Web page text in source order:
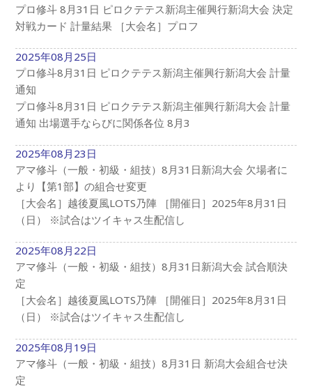
プロ修斗 8月31日 ピロクテテス新潟主催興行新潟大会 決定
対戦カード 計量結果 ［大会名］プロフ
2025年08月25日
プロ修斗8月31日 ピロクテテス新潟主催興行新潟大会 計量
通知
プロ修斗8月31日 ピロクテテス新潟主催興行新潟大会 計量
通知 出場選手ならびに関係各位 8月3
2025年08月23日
アマ修斗（一般・初級・組技）8月31日新潟大会 欠場者に
より【第1部】の組合せ変更
［大会名］越後夏風LOTS乃陣 ［開催日］2025年8月31日
（日） ※試合はツイキャス生配信し
2025年08月22日
アマ修斗（一般・初級・組技）8月31日新潟大会 試合順決
定
［大会名］越後夏風LOTS乃陣 ［開催日］2025年8月31日
（日） ※試合はツイキャス生配信し
2025年08月19日
アマ修斗（一般・初級・組技）8月31日 新潟大会組合せ決
定